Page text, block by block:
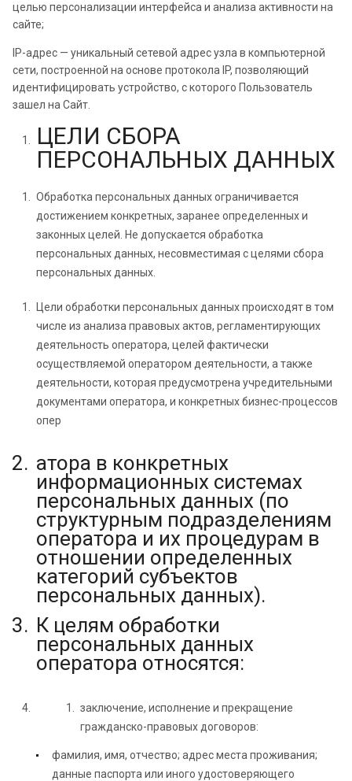
целью персонализации интерфейса и анализа активности на
сайте;
IP-адрес — уникальный сетевой адрес узла в компьютерной
сети, построенной на основе протокола IP, позволяющий
идентифицировать устройство, с которого Пользователь
зашел на Сайт.
ЦЕЛИ СБОРА
ПЕРСОНАЛЬНЫХ ДАННЫХ
Обработка персональных данных ограничивается
достижением конкретных, заранее определенных и
законных целей. Не допускается обработка
персональных данных, несовместимая с целями сбора
персональных данных.
Цели обработки персональных данных происходят в том
числе из анализа правовых актов, регламентирующих
деятельность оператора, целей фактически
осуществляемой оператором деятельности, а также
деятельности, которая предусмотрена учредительными
документами оператора, и конкретных бизнес-процессов
опер
атора в конкретных
информационных системах
персональных данных (по
структурным подразделениям
оператора и их процедурам в
отношении определенных
категорий субъектов
персональных данных).
К целям обработки
персональных данных
оператора относятся:
заключение, исполнение и прекращение
гражданско-правовых договоров:
фамилия, имя, отчество; адрес места проживания;
данные паспорта или иного удостоверяющего